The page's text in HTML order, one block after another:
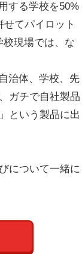
する学校を50%
てパイロット
現場では、な
治体、学校、先
ガチで自社製品
という製品に出
について一緒に